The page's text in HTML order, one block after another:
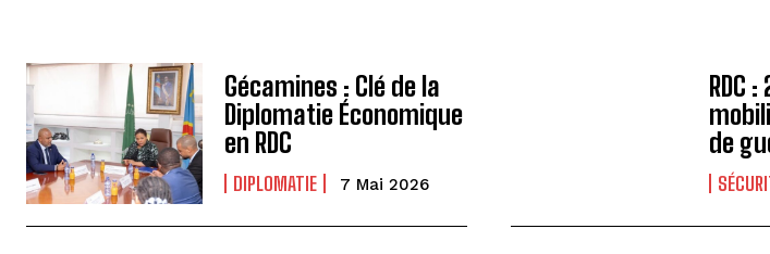
Gécamines : Clé de la
Diplomatie Économique
en RDC
DIPLOMATIE 7 Mai 2026
RDC
de